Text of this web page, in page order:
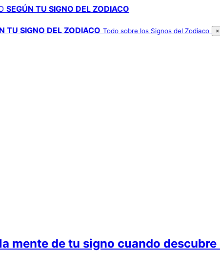
SEGÚN TU SIGNO DEL ZODIACO
TU SIGNO DEL ZODIACO Todo sobre los Signos del Zodiaco ×
mente de tu signo cuando descubre